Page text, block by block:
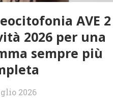
AVE
2026 per una
sempre più
2026